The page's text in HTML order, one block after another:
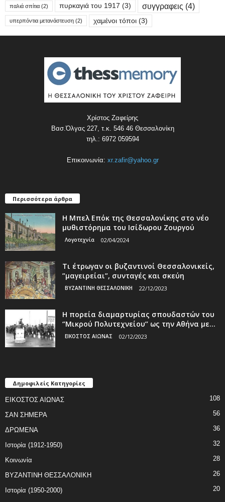
παλιά σπίτια (2) πυρκαγιά του 1917 (3) συγγραφεις (4)
υπερπόντια μετανάστευση (2) χαμένοι τόποι (3)
Χρίστος Ζαφείρης
Βασ.Όλγας 227, τ.κ. 546 46 Θεσσαλονίκη
τηλ.: 6972 059594
Επικοινωνία: xr.zafir@yahoo.gr
Περισσότερα άρθρα
Η Μπελ Επόκ της Θεσσαλονίκης στο νέο
μυθιστόρημα του Ισίδωρου Ζουργού
Λογοτεχνία 02/04/2024
Τι έτρωγαν οι βυζαντινοί Θεσσαλονικείς,
”μαγειρείαι”, συνταγές και σκεύη
ΒΥΖΑΝΤΙΝΗ ΘΕΣΣΑΛΟΝΙΚΗ 22/12/2023
Η πορεία διαμαρτυρίας σπουδαστών του
‘’Μικρού Πολυτεχνείου’’ ως την Αθήνα με...
ΕΙΚΟΣΤΟΣ ΑΙΩΝΑΣ 02/12/2023
Δημοφιλείς Κατηγορίες
ΕΙΚΟΣΤΟΣ ΑΙΩΝΑΣ 108
ΣΑΝ ΣΗΜΕΡΑ 56
ΔΡΩΜΕΝΑ 36
Ιστορία (1912-1950) 32
Κοινωνία 28
ΒΥΖΑΝΤΙΝΗ ΘΕΣΣΑΛΟΝΙΚΗ 26
Ιστορία (1950-2000) 20